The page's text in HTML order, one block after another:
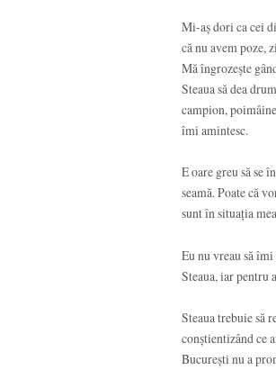
Mi-aș dori ca cei
că nu avem poze,
Mă îngrozește
Steaua să dea
campion,
îmi amintesc.
E oare greu să se
seamă. Poate că
sunt în situația
Eu nu vreau să
Steaua, iar pentru
Steaua trebuie să
conștientizând ce
București nu a